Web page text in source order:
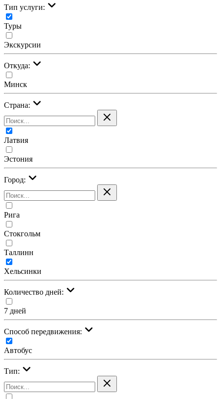
Тип услуги:
Туры
Экскурсии
Откуда:
Минск
Страна:
Латвия
Эстония
Город:
Рига
Стокгольм
Таллинн
Хельсинки
Количество дней:
7 дней
Cпособ передвижения:
Автобус
Тип: